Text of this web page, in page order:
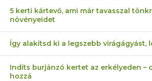
5 kerti kártevő, ami már tavasszal
növényeidet
Így alakítsd ki a legszebb virágágyást,
Indíts burjánzó kertet az erkélyeden –
hozzá